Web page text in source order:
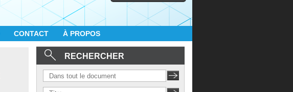
CONTACT À PROPOS
RECHERCHER